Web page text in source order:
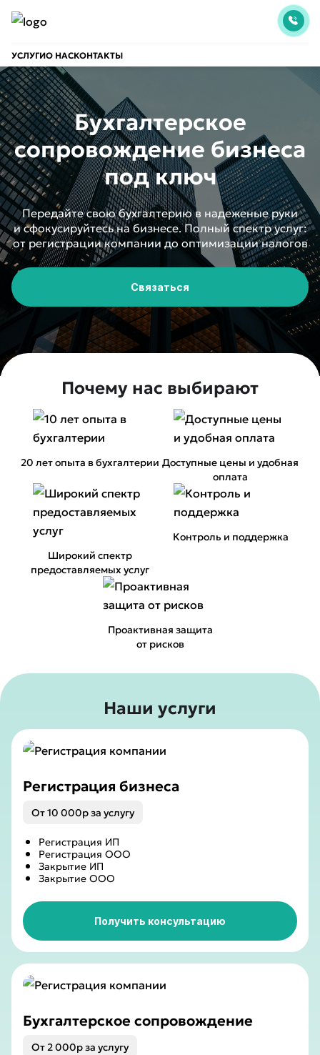
УСЛУГИО НАСКОНТАКТЫ
Бухгалтерское
сопровождение бизнеса
под ключ
Передайте свою бухгалтерию в надеженые руки
и сфокусируйтесь на бизнесе. Полный спектр услуг:
от регистрации компании до оптимизации налогов
Связаться
Почему нас выбирают
20 лет опыта в бухгалтерии Доступные цены и удобная
оплата
Широкий спектр
предоставляемых услуг
Контроль и поддержка
Проактивная защита
от рисков
Наши услуги
Регистрация бизнеса
От 10 000р за услугу
Регистрация ИП
Регистрация ООО
Закрытие ИП
Закрытие ООО
Получить консультацию
Бухгалтерское сопровождение
От 2 000р за услугу